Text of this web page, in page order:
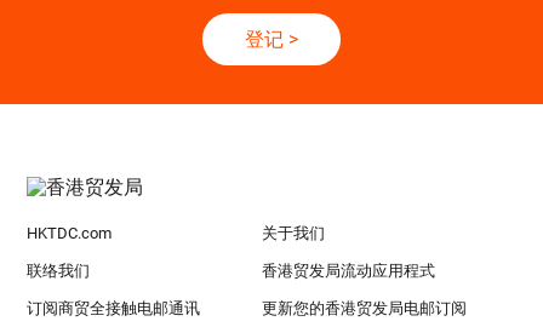
登记 >
HKTDC.com 关于我们
联络我们 香港贸发局流动应用程式
订阅商贸全接触电邮通讯 更新您的香港贸发局电邮订阅